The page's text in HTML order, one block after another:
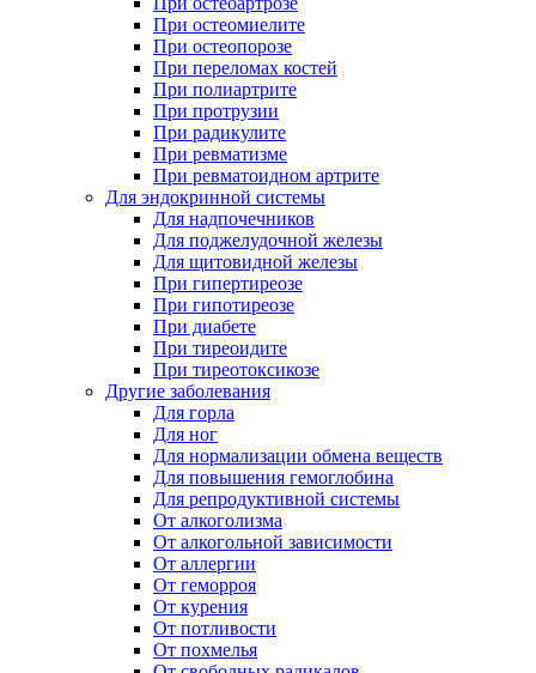
При остеомиелите
При остеопорозе
При переломах костей
При полиартрите
При протрузии
При радикулите
При ревматизме
При ревматоидном артрите
Для эндокринной системы
Для надпочечников
Для поджелудочной железы
Для щитовидной железы
При гипертиреозе
При гипотиреозе
При диабете
При тиреоидите
При тиреотоксикозе
Другие заболевания
Для горла
Для ног
Для нормализации обмена веществ
Для повышения гемоглобина
Для репродуктивной системы
От алкоголизма
От алкогольной зависимости
От аллергии
От геморроя
От курения
От потливости
От похмелья